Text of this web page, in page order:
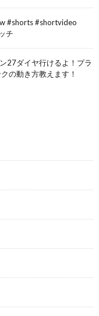
#shorts #shortvideo
チ
27ダイヤ行けるよ！プラ
の動き方教えます！